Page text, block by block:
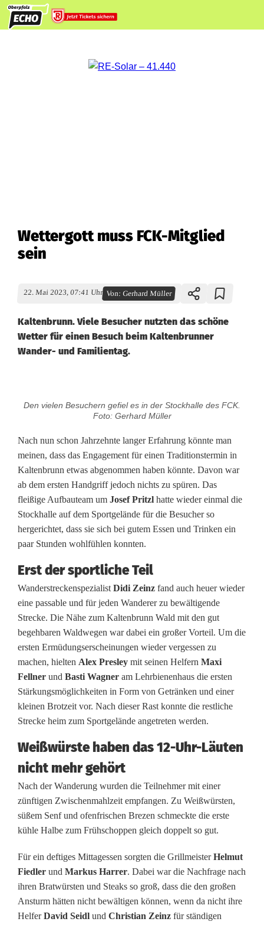
Wettergott muss FCK-Mitglied
sein
22. Mai 2023, 07:41 Uhr Von: Gerhard Müller
Kaltenbrunn. Viele Besucher nutzten das schöne
Wetter für einen Besuch beim Kaltenbrunner
Wander- und Familientag.
t
t
e
r
g
o
t
t
m
u
s
s
F
K
-
M
i
g
l
i
Den vielen Besuchern gefiel es in der Stockhalle des FCK.
Foto: Gerhard Müller
Nach nun schon Jahrzehnte langer Erfahrung könnte man
meinen, dass das Engagement für einen Traditionstermin in
Kaltenbrunn etwas abgenommen haben könnte. Davon war
ab dem ersten Handgriff jedoch nichts zu spüren. Das
fleißige Aufbauteam um Josef Pritzl hatte wieder einmal die
Stockhalle auf dem Sportgelände für die Besucher so
hergerichtet, dass sie sich bei gutem Essen und Trinken ein
paar Stunden wohlfühlen konnten.
Erst der sportliche Teil
Wanderstreckenspezialist Didi Zeinz fand auch heuer wieder
eine passable und für jeden Wanderer zu bewältigende
Strecke. Die Nähe zum Kaltenbrunn Wald mit den gut
begehbaren Waldwegen war dabei ein großer Vorteil. Um die
ersten Ermüdungserscheinungen wieder vergessen zu
machen, hielten Alex Presley mit seinen Helfern Maxi
Fellner und Basti Wagner am Lehrbienenhaus die ersten
Stärkungsmöglichkeiten in Form von Getränken und einer
kleinen Brotzeit vor. Nach dieser Rast konnte die restliche
Strecke heim zum Sportgelände angetreten werden.
Weißwürste haben das 12-Uhr-Läuten
nicht mehr gehört
Nach der Wanderung wurden die Teilnehmer mit einer
zünftigen Zwischenmahlzeit empfangen. Zu Weißwürsten,
süßem Senf und ofenfrischen Brezen schmeckte die erste
kühle Halbe zum Frühschoppen gleich doppelt so gut.
Für ein deftiges Mittagessen sorgten die GrillmeisterHelmut
Fiedler und Markus Harrer. Dabei war die Nachfrage nach
ihren Bratwürsten und Steaks so groß, dass die den großen
Ansturm hätten nicht bewältigen können, wenn da nicht ihre
HelferDavid Seidl und Christian Zeinz für ständigen